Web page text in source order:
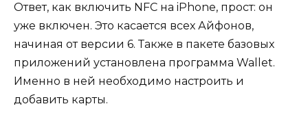
Ответ, как включить NFC на iPhone, прост: он
уже включен. Это касается всех Айфонов,
начиная от версии 6. Также в пакете базовых
приложений установлена программа Wallet.
Именно в ней необходимо настроить и
добавить карты.